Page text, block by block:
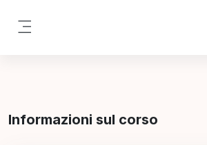
Informazioni sul corso